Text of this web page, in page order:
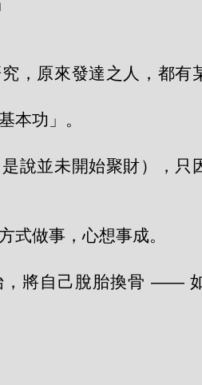
，原來發達之人，都有
本功」。
說並未開始聚財），只
式做事，心想事成。
，將自己脫胎換骨 ——